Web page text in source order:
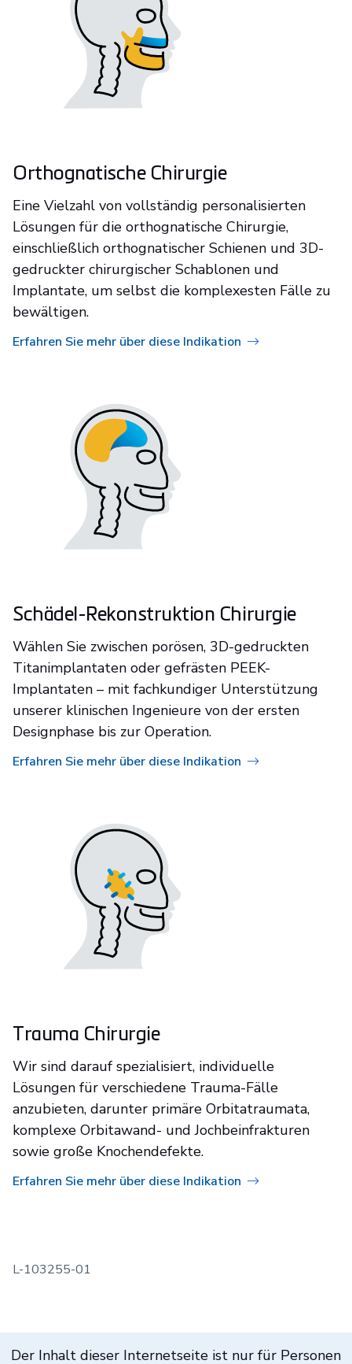
Orthognatische Chirurgie
Eine Vielzahl von vollständig personalisierten
Lösungen für die orthognatische Chirurgie,
einschließlich orthognatischer Schienen und 3D-
gedruckter chirurgischer Schablonen und
Implantate, um selbst die komplexesten Fälle zu
bewältigen.
Erfahren Sie mehr über diese Indikation
Schädel-Rekonstruktion Chirurgie
Wählen Sie zwischen porösen, 3D-gedruckten
Titanimplantaten oder gefrästen PEEK-
Implantaten – mit fachkundiger Unterstützung
unserer klinischen Ingenieure von der ersten
Designphase bis zur Operation.
Erfahren Sie mehr über diese Indikation
Trauma Chirurgie
Wir sind darauf spezialisiert, individuelle
Lösungen für verschiedene Trauma-Fälle
anzubieten, darunter primäre Orbitatraumata,
komplexe Orbitawand- und Jochbeinfrakturen
sowie große Knochendefekte.
Erfahren Sie mehr über diese Indikation
L-103255-01
Der Inhalt dieser Internetseite ist nur für Personen